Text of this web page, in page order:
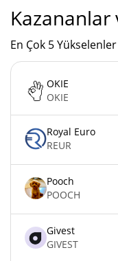
En Çok 5 Yükselenler
OKIE
OKIE
Royal Euro
REUR
Pooch
POOCH
Givest
GIVEST